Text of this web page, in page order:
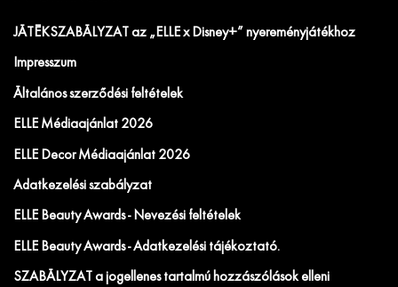
JÁTÉKSZABÁLYZAT az „ELLE x Disney+” nyereményjátékhoz
Impresszum
Általános szerződési feltételek
ELLE Médiaajánlat 2026
ELLE Decor Médiaajánlat 2026
Adatkezelési szabályzat
ELLE Beauty Awards - Nevezési feltételek
ELLE Beauty Awards - Adatkezelési tájékoztató.
SZABÁLYZAT a jogellenes tartalmú hozzászólások elleni